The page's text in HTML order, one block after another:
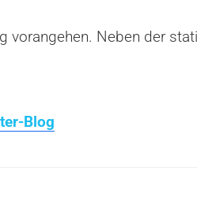
vorangehen. Neben der
Blog